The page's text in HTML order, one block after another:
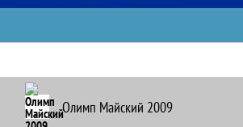
Олимп Майский 2009